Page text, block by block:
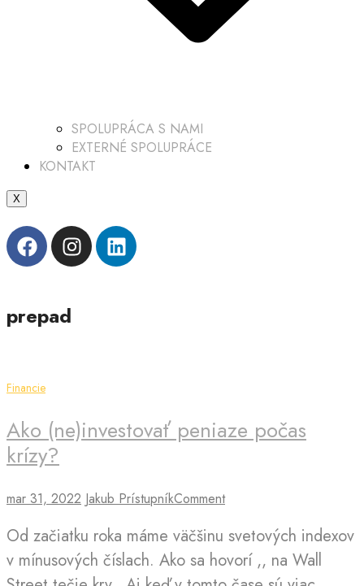
SPOLUPRÁCA S NAMI
EXTERNÉ SPOLUPRÁCE
KONTAKT
X
prepad
Financie
Ako (ne)investovať peniaze počas
krízy?
mar 31, 2022 Jakub PrístupníkComment
Od začiatku roka máme väčšinu svetových indexov
v mínusových číslach. Ako sa hovorí ,, na Wall